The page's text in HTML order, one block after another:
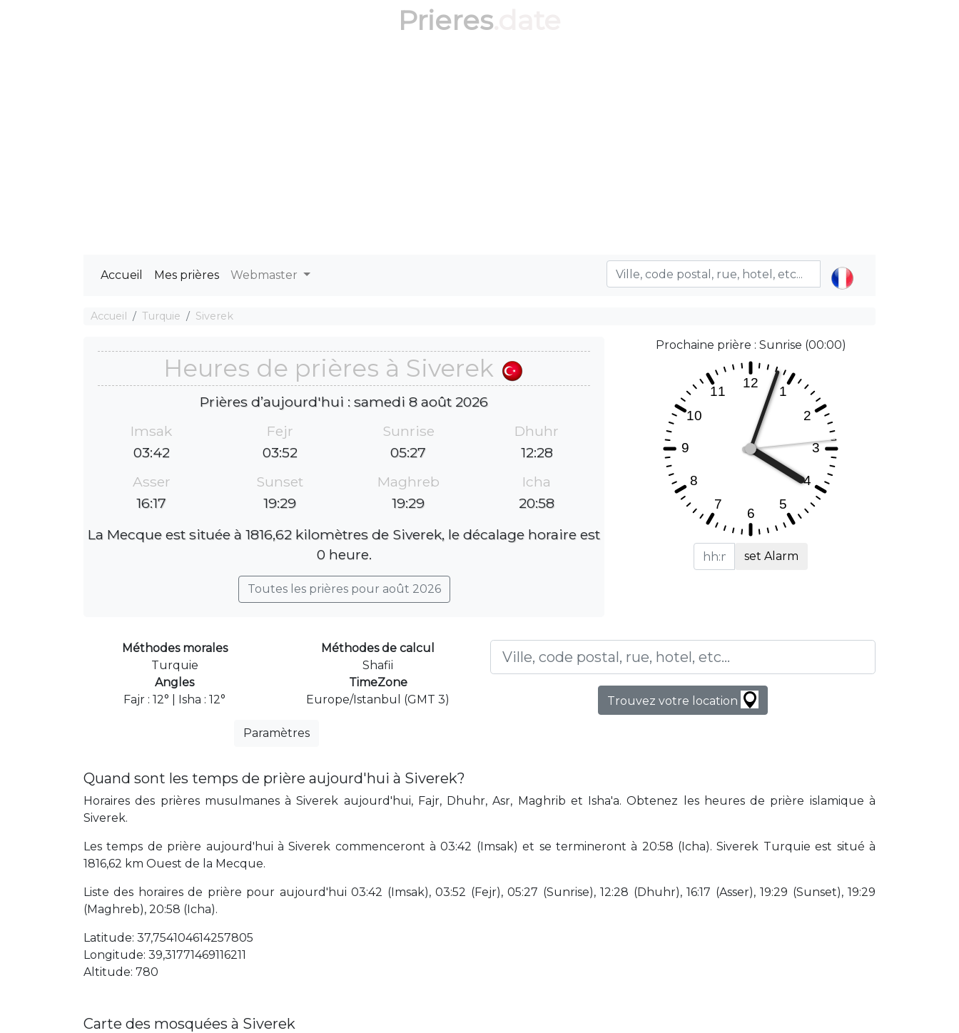
Prieres
Accueil Mes prières Webmaster
Accueil Turquie Siverek
Heures de prières à Siverek
Prières d’aujourd'hui : samedi 8 août 2026
Imsak
03:42
Fejr
03:52
Sunrise
05:27
Dhuhr
12:28
Asser
16:17
Sunset
19:29
Maghreb
19:29
Icha
20:58
La Mecque est située à 1816,62 kilomètres de Siverek, le décalage horaire est
0 heure.
Toutes les prières pour août 2026
Prochaine prière : Sunrise (00:00)
set Alarm
Méthodes morales
Turquie
Méthodes de calcul
Shafii
Angles
Fajr : 12° | Isha : 12°
TimeZone
Europe/Istanbul (GMT 3)
Paramètres
Trouvez votre location
Quand sont les temps de prière aujourd'hui à Siverek?
Horaires des prières musulmanes à Siverek aujourd'hui, Fajr, Dhuhr, Asr, Maghrib et Isha'a. Obtenez les heures de prière islamique à
Siverek.
Les temps de prière aujourd'hui à Siverek commenceront à 03:42 (Imsak) et se termineront à 20:58 (Icha). Siverek Turquie est situé à
1816,62 km Ouest de la Mecque.
Liste des horaires de prière pour aujourd'hui 03:42 (Imsak), 03:52 (Fejr), 05:27 (Sunrise), 12:28 (Dhuhr), 16:17 (Asser), 19:29 (Sunset), 19:29
(Maghreb), 20:58 (Icha).
Latitude: 37,754104614257805
Longitude: 39,31771469116211
Altitude: 780
Carte des mosquées à Siverek